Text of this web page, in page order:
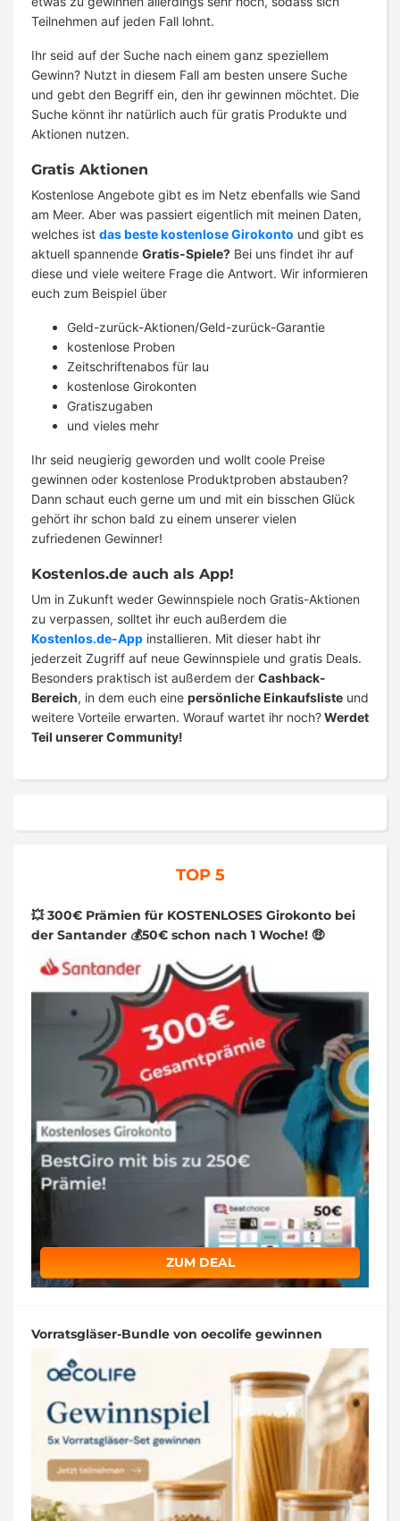
Teilnehmen auf jeden Fall lohnt.
Ihr seid auf der Suche nach einem ganz speziellem
Gewinn? Nutzt in diesem Fall am besten unsere Suche
und gebt den Begriff ein, den ihr gewinnen möchtet. Die
Suche könnt ihr natürlich auch für gratis Produkte und
Aktionen nutzen.
Gratis Aktionen
Kostenlose Angebote gibt es im Netz ebenfalls wie Sand
am Meer. Aber was passiert eigentlich mit meinen Daten,
welches ist das beste kostenlose Girokonto und gibt es
aktuell spannende Gratis-Spiele? Bei uns findet ihr auf
diese und viele weitere Frage die Antwort. Wir informieren
euch zum Beispiel über
Geld-zurück-Aktionen/Geld-zurück-Garantie
kostenlose Proben
Zeitschriftenabos für lau
kostenlose Girokonten
Gratiszugaben
und vieles mehr
Ihr seid neugierig geworden und wollt coole Preise
gewinnen oder kostenlose Produktproben abstauben?
Dann schaut euch gerne um und mit ein bisschen Glück
gehört ihr schon bald zu einem unserer vielen
zufriedenen Gewinner!
Kostenlos.de auch als App!
Um in Zukunft weder Gewinnspiele noch Gratis-Aktionen
zu verpassen, solltet ihr euch außerdem die
Kostenlos.de-App installieren. Mit dieser habt ihr
jederzeit Zugriff auf neue Gewinnspiele und gratis Deals.
Besonders praktisch ist außerdem der Cashback-
Bereich, in dem euch eine persönliche Einkaufsliste und
weitere Vorteile erwarten. Worauf wartet ihr noch?Werdet
Teil unserer Community!
TOP 5
💥 300€ Prämien für KOSTENLOSES Girokonto bei
der Santander 💰50€ schon nach 1 Woche! 🤑
ZUM DEAL
Vorratsgläser-Bundle von oecolife gewinnen